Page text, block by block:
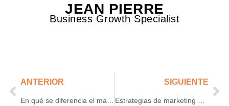
JEAN PIERRE
Business Growth Specialist
ANTERIOR SIGUIENTE